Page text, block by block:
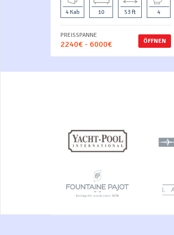
4 Kab 10 53 ft 4
ÖFFNEN
PREISSPANNE
2240€ - 6000€